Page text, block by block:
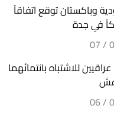
وباكستان توقع اتفاقاً
في جدة
للاشتباه بانتمائهما